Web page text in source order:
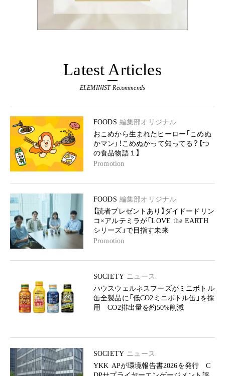
Latest Articles
ELEMINIST Recommends
FOODS 編集部オリジナル
おこめから生まれたヒーロー「こめぬ
かマン」！こめぬかって知ってる？【つ
の食品物語１】
Promotion
FOODS 編集部オリジナル
【読者プレゼントあり】ダイドードリン
コ×アルテミラが「LOVE the EARTH
シリーズ」で目指す未来
Promotion
SOCIETY ニュース
ハウスウェルネスフーズがミニボトル
缶全製品に「低CO2ミニボトル缶」を採
用 CO2排出量を約50%削減
SOCIETY ニュース
YKK APが環境報告書2026を発行 C